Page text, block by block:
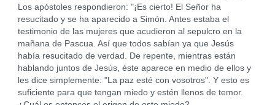
Los apóstoles respondieron: "¡Es cierto! El Señor ha
resucitado y se ha aparecido a Simón. Antes estaba el
testimonio de las mujeres que acudieron al sepulcro en la
mañana de Pascua. Así que todos sabían ya que Jesús
había resucitado de verdad. De repente, mientras están
hablando juntos de Jesús, éste aparece en medio de ellos y
les dice simplemente: "La paz esté con vosotros". Y esto es
suficiente para que tengan miedo y estén llenos de temor.